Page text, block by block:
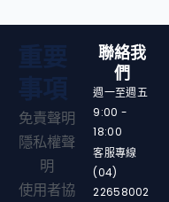
重要
事項
免責聲明
隱私權聲
明
使用者協
聯絡我
們
週一至週五
9:00 -
18:00
客服專線
(04)
22658002